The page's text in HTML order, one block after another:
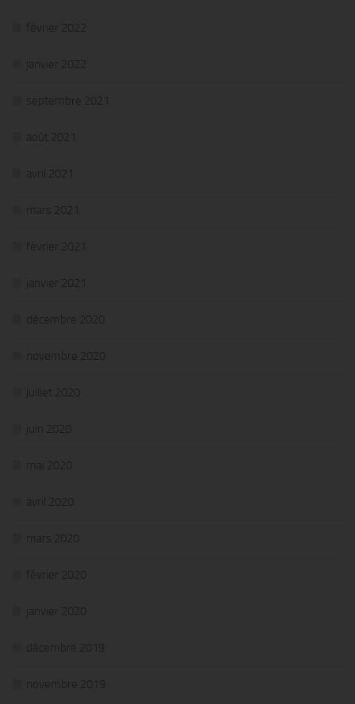
février 2022
janvier 2022
septembre 2021
août 2021
avril 2021
mars 2021
février 2021
janvier 2021
décembre 2020
novembre 2020
juillet 2020
juin 2020
mai 2020
avril 2020
mars 2020
février 2020
janvier 2020
décembre 2019
novembre 2019